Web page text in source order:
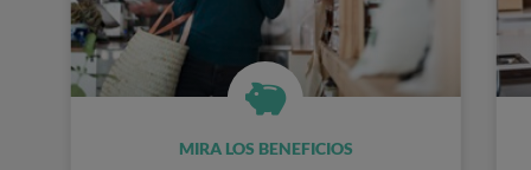
MIRA LOS BENEFICIOS